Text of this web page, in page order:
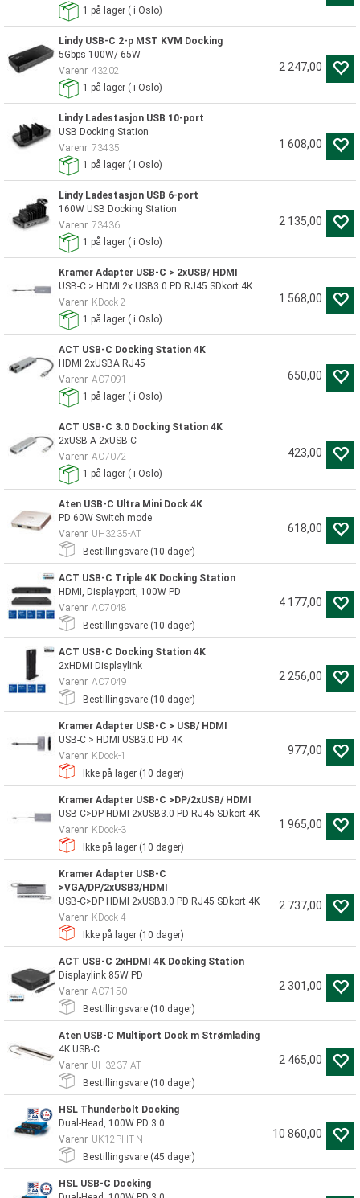
1 på lager ( i Oslo)
Lindy USB-C 2-p MST KVM Docking
5Gbps 100W/ 65W
Varenr 43202
1 på lager ( i Oslo)
2 247,00
Lindy Ladestasjon USB 10-port
USB Docking Station
Varenr 73435
1 på lager ( i Oslo)
1 608,00
Lindy Ladestasjon USB 6-port
160W USB Docking Station
Varenr 73436
1 på lager ( i Oslo)
2 135,00
Kramer Adapter USB-C > 2xUSB/ HDMI
USB-C > HDMI 2x USB3.0 PD RJ45 SDkort 4K
Varenr KDock-2
1 på lager ( i Oslo)
1 568,00
ACT USB-C Docking Station 4K
HDMI 2xUSBA RJ45
Varenr AC7091
1 på lager ( i Oslo)
650,00
ACT USB-C 3.0 Docking Station 4K
2xUSB-A 2xUSB-C
Varenr AC7072
1 på lager ( i Oslo)
423,00
Aten USB-C Ultra Mini Dock 4K
PD 60W Switch mode
Varenr UH3235-AT
Bestillingsvare (10 dager)
618,00
ACT USB-C Triple 4K Docking Station
HDMI, Displayport, 100W PD
Varenr AC7048
Bestillingsvare (10 dager)
4 177,00
ACT USB-C Docking Station 4K
2xHDMI Displaylink
Varenr AC7049
Bestillingsvare (10 dager)
2 256,00
Kramer Adapter USB-C > USB/ HDMI
USB-C > HDMI USB3.0 PD 4K
Varenr KDock-1
Ikke på lager (10 dager)
977,00
Kramer Adapter USB-C >DP/2xUSB/ HDMI
USB-C>DP HDMI 2xUSB3.0 PD RJ45 SDkort 4K
Varenr KDock-3
Ikke på lager (10 dager)
1 965,00
Kramer Adapter USB-C
>VGA/DP/2xUSB3/HDMI
USB-C>DP HDMI 2xUSB3.0 PD RJ45 SDkort 4K
Varenr KDock-4
Ikke på lager (10 dager)
2 737,00
ACT USB-C 2xHDMI 4K Docking Station
Displaylink 85W PD
Varenr AC7150
Bestillingsvare (10 dager)
2 301,00
Aten USB-C Multiport Dock m Strømlading
4K USB-C
Varenr UH3237-AT
Bestillingsvare (10 dager)
2 465,00
HSL Thunderbolt Docking
Dual-Head, 100W PD 3.0
Varenr UK12PHT-N
Bestillingsvare (45 dager)
10 860,00
HSL USB-C Docking